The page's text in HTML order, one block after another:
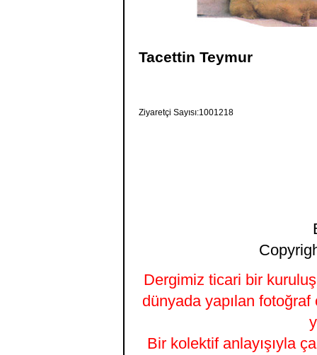
Tacettin Teymur
Ziyaretçi Sayısı:1001218
Dergimiz ticari bir kuruluş
dünyada yapılan fotoğraf
Bir kolektif anlayışıyla